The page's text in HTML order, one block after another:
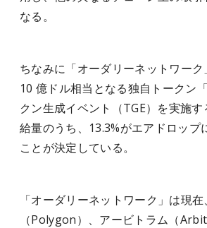
なる。
ちなみに「オーダリーネットワーク
10 億ドル相当となる独自トークン
クン生成イベント（TGE）を実施
給量のうち、13.3%がエアドロップ
ことが決定している。
「オーダリーネットワーク」は現
（Polygon）、アービトラム（